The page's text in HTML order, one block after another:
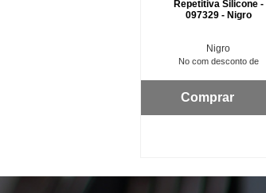
Repetitiva Silicone -
097329 - Nigro
Nigro
No com desconto de
Comprar